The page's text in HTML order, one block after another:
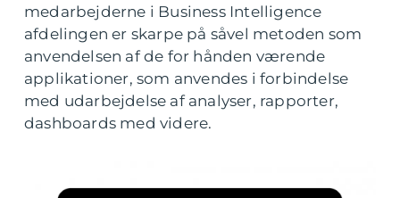
medarbejderne i Business Intelligence
afdelingen er skarpe på såvel metoden som
anvendelsen af de for hånden værende
applikationer, som anvendes i forbindelse
med udarbejdelse af analyser, rapporter,
dashboards med videre.